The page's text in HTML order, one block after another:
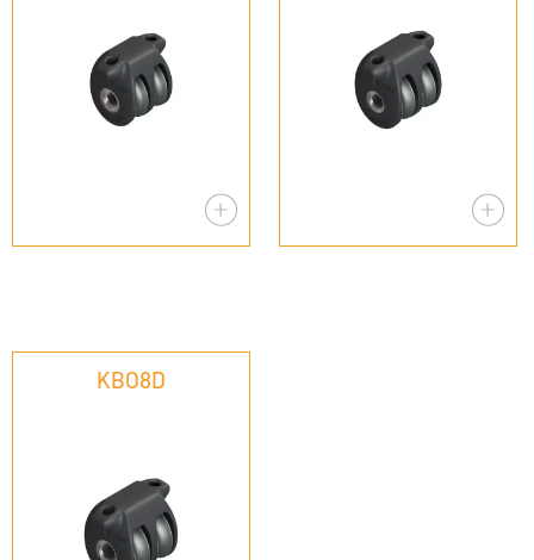
KBO8D